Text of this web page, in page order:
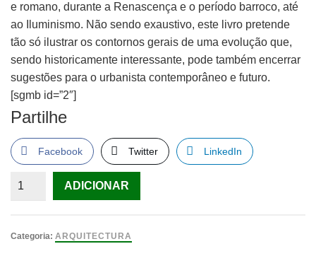
e romano, durante a Renascença e o período barroco, até
ao Iluminismo. Não sendo exaustivo, este livro pretende
tão só ilustrar os contornos gerais de uma evolução que,
sendo historicamente interessante, pode também encerrar
sugestões para o urbanista contemporâneo e futuro.
[sgmb id=”2″]
Partilhe
Facebook Twitter LinkedIn
Quantidade
Cidade
ADICIONAR
Categoria: ARQUITECTURA